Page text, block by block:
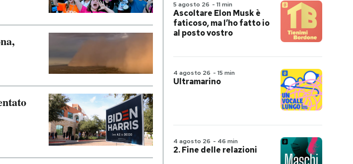
5 agosto 26 - 11 min
Ascoltare Elon Musk è
faticoso, ma l’ho fatto io
al posto vostro
4 agosto 26 - 15 min
Ultramarino
4 agosto 26 - 46 min
2. Fine delle relazioni